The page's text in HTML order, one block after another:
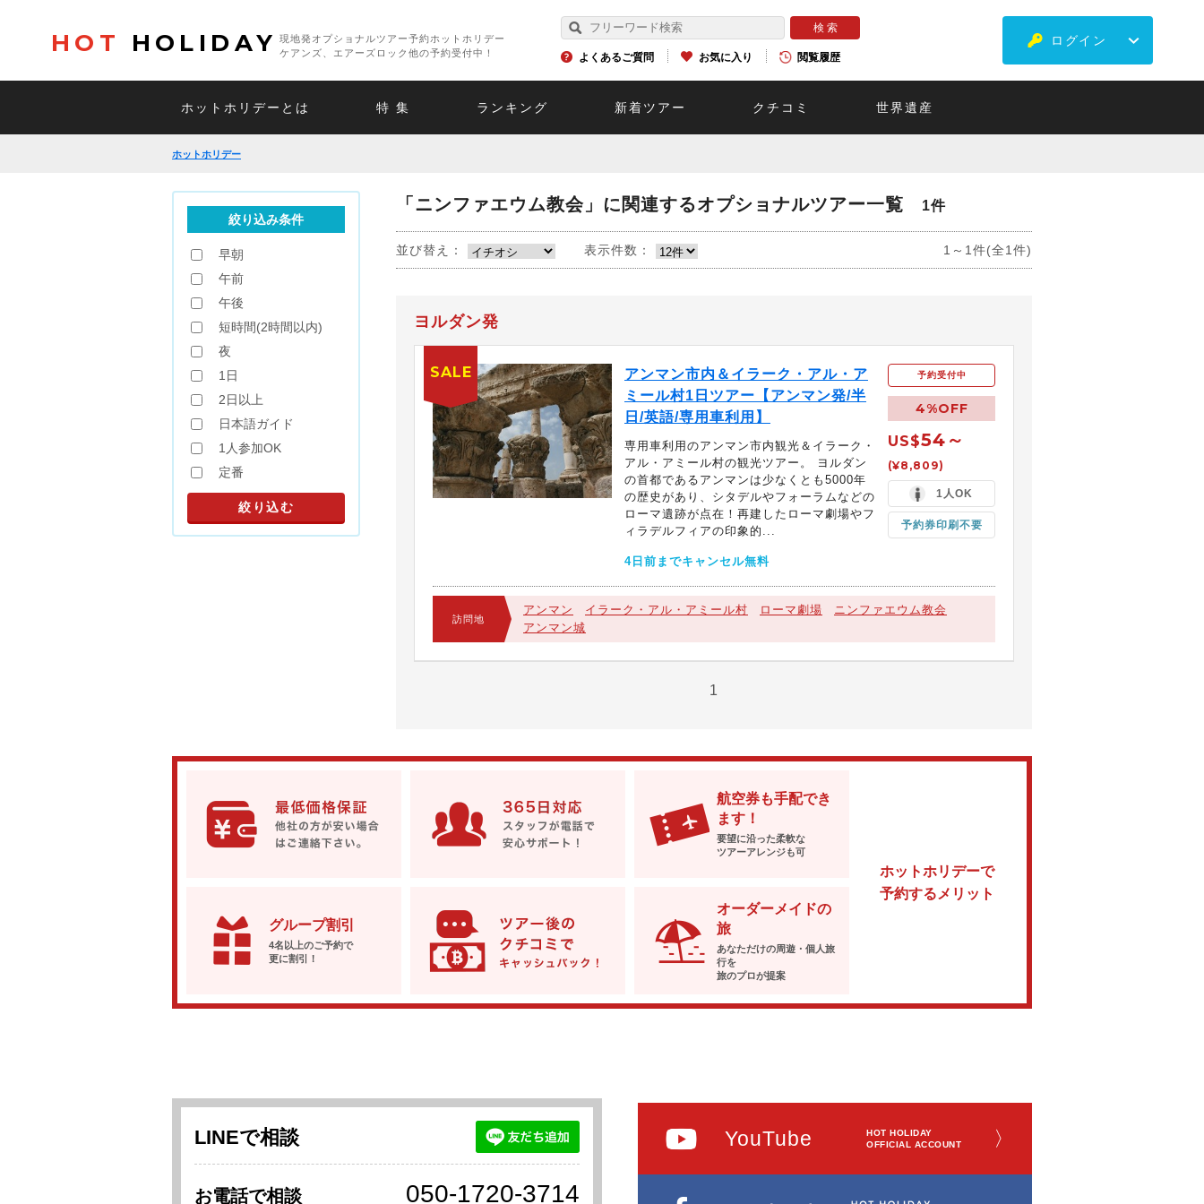
HOT HOLIDAY
現地発オプショナルツアー予約ホットホリデー
ケアンズ、エアーズロック他の予約受付中！
よくあるご質問 お気に入り 閲覧履歴
ログイン
ホットホリデーとは 特 集 ランキング 新着ツアー クチコミ 世界遺産
ホットホリデー
「ニンファエウム教会」に関連するオプショナルツアー一覧 1件
並び替え： 表示件数： 1～1件(全1件)
ヨルダン発
アンマン市内＆イラーク・アル・ア
ミール村1日ツアー【アンマン発/半
日/英語/専用車利用】
専用車利用のアンマン市内観光＆イラーク・
アル・アミール村の観光ツアー。 ヨルダン
の首都であるアンマンは少なくとも5000年
の歴史があり、シタデルやフォーラムなどの
ローマ遺跡が点在！再建したローマ劇場やフ
ィラデルフィアの印象的...
4日前までキャンセル無料
予約受付中
4%OFF
US$54～
(¥8,809)
1人OK
予約券印刷不要
訪問地
アンマン イラーク・アル・アミール村 ローマ劇場
ニンファエウム教会
アンマン城
SALE
1
絞り込み条件
早朝
午前
午後
短時間(2時間以内)
夜
1日
2日以上
日本語ガイド
1人参加OK
定番
ホットホリデーで
予約するメリット
航空券も手配でき
ます！
要望に沿った柔軟な
ツアーアレンジも可
グループ割引
4名以上のご予約で
更に割引！
オーダーメイドの
旅
あなただけの周遊・個人旅
行を
旅のプロが提案
LINEで相談
お電話で相談 050-1720-3714
YouTube
HOT HOLIDAY
OFFICIAL ACCOUNT
〉